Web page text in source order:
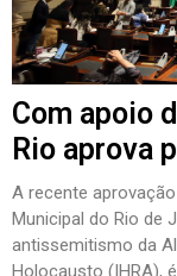
Com apoio
Rio aprova
A recente
Municipal do Rio de
antissemitismo da
Holocausto (IHRA),